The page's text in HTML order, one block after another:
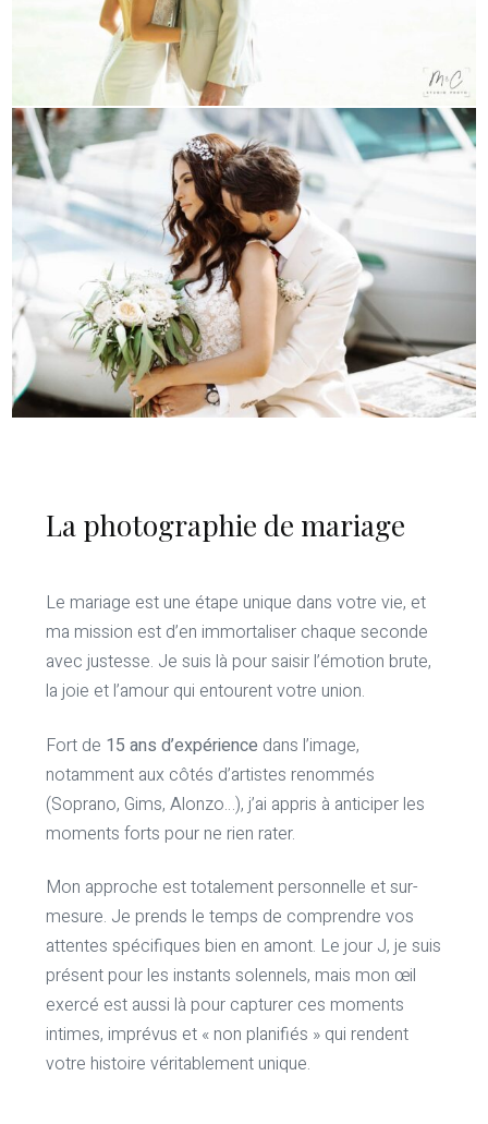
La photographie de mariage
Le mariage est une étape unique dans votre vie, et
ma mission est d’en immortaliser chaque seconde
avec justesse. Je suis là pour saisir l’émotion brute,
la joie et l’amour qui entourent votre union.
Fort de 15 ans d’expérience dans l’image,
notamment aux côtés d’artistes renommés
(Soprano, Gims, Alonzo…), j’ai appris à anticiper les
moments forts pour ne rien rater.
Mon approche est totalement personnelle et sur-
mesure. Je prends le temps de comprendre vos
attentes spécifiques bien en amont. Le jour J, je suis
présent pour les instants solennels, mais mon œil
exercé est aussi là pour capturer ces moments
intimes, imprévus et « non planifiés » qui rendent
votre histoire véritablement unique.